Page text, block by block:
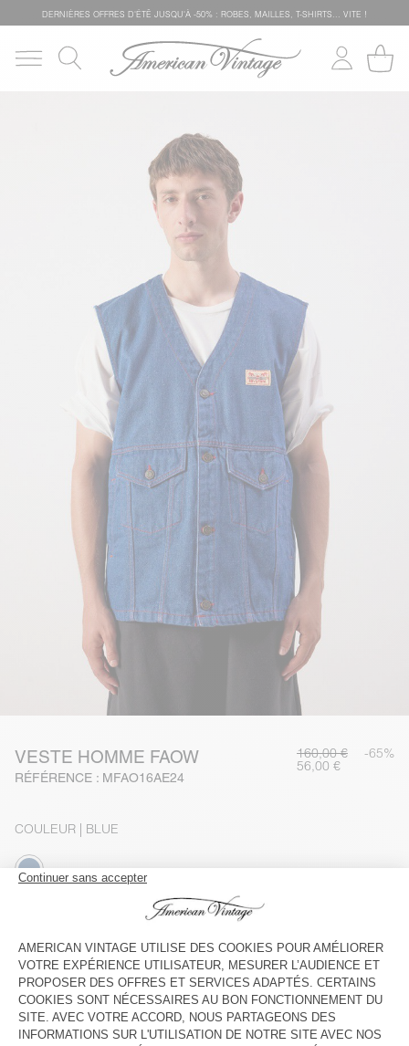
DERNIÈRES OFFRES D'ÉTÊ JUSQU'À -50% : ROBES, MAILLES, T-SHIRTS... VITE !
VESTE HOMME FAOW
RÉFÉRENCE : MFAO16AE24
160,00 € -65%
56,00 €
COULEUR | BLUE
Le mannequin mesure 191 cm et porte une taille M-L
GUIDE DES TAILLES
Livraison estiméeentre le jeudi 13 août et le lundi 17 août